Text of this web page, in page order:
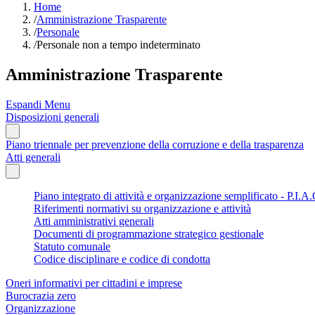
Home
/Amministrazione Trasparente
/Personale
/Personale non a tempo indeterminato
Amministrazione Trasparente
Espandi Menu
Disposizioni generali
Piano triennale per prevenzione della corruzione e della trasparenza
Atti generali
Piano integrato di attività e organizzazione semplificato -
Riferimenti normativi su organizzazione e attività
Atti amministrativi generali
Documenti di programmazione strategico gestionale
Statuto comunale
Codice disciplinare e codice di condotta
Oneri informativi per cittadini e imprese
Burocrazia zero
Organizzazione